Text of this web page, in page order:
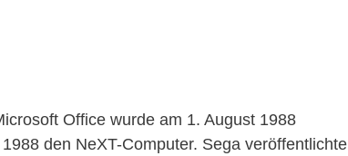
Office wurde am 1. August 1988
den NeXT-Computer. Sega veröffentlichte